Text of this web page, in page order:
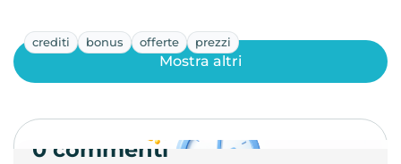
crediti bonus offerte prezzi
Mostra altri
0 commenti